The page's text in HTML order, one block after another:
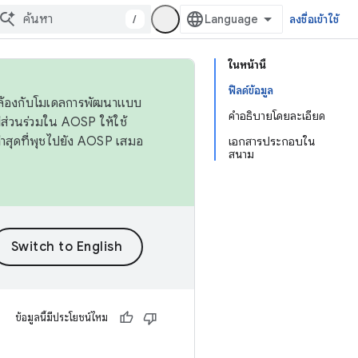
/ ลงชื่อเข้าใช้
ในหน้านี้
ฟิลด์ข้อมูล
คำอธิบายโดยละเอียด
เอกสารประกอบใน
สนาม
องกับโมเดลการพัฒนาแบบ
วนร่วมใน AOSP ให้ใช้
สุดที่พุชไปยัง AOSP เสมอ
ข้อมูลนี้มีประโยชน์ไหม